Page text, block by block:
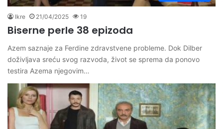
Ikre 21/04/2025 19
Biserne perle 38 epizoda
Azem saznaje za Ferdine zdravstvene probleme. Dok Dilber
doživljava sreću svog razvoda, život se sprema da ponovo
testira Azema njegovim…